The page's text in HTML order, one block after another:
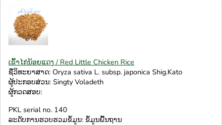
ເຂົ້າໄກ່ນ້ອຍແດງ / Red Little Chicken Rice
ຊື່ວິທະຍາສາດ: Oryza sativa L. subsp. japonica Shig.Kato
ຜູ້ປະກອບສ່ວນ: Singty Voladeth
ຜູ້ກວດສອບ:
PKL serial no. 140
ລະດັບການຮວບຮວມຂໍ້ມູນ: ຂໍ້ມູນພື້ນຖານ